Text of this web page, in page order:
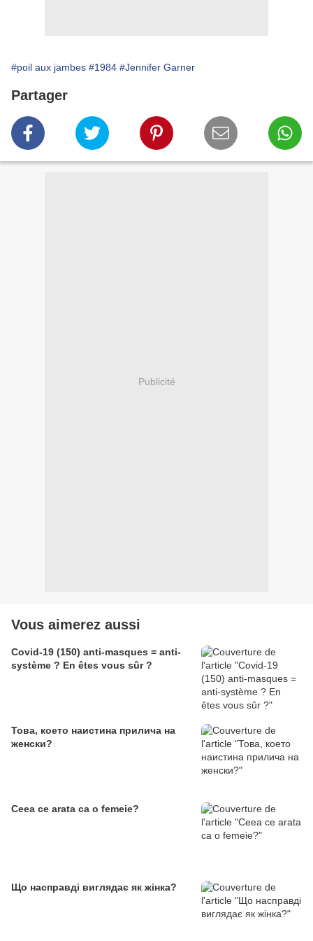
#poil aux jambes #1984 #Jennifer Garner
Partager
Publicité
Vous aimerez aussi
Covid-19 (150) anti-masques = anti-
système ? En êtes vous sûr ?
Това, което наистина прилича на
женски?
Ceea ce arata ca o femeie?
Що насправді виглядає як жінка?